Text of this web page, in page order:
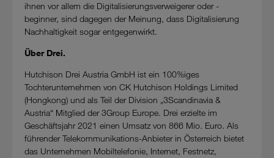
ihnen vor allem die Digitalisierungsverweigerer oder -
beginner, sind dagegen der Meinung, dass Digitalisierung
Nachhaltigkeit sogar entgegenwirkt.
Über Drei.
Hutchison Drei Austria GmbH ist ein 100%iges
Tochterunternehmen von CK Hutchison Holdings Limited
(Hongkong) und als Teil der Division „3Scandinavia &
Austria“ Mitglied der 3Group Europe. Drei erzielte im
Geschäftsjahr 2021 einen Umsatz von 866 Mio. Euro. Als
führender Telekommunikations-Anbieter in Österreich bietet
das Unternehmen Mobiltelefonie, Internet, Festnetz,